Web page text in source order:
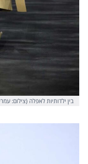
בין ילדותיות לאפלה (צילום: